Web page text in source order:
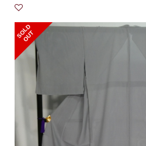
S
O
L
D
O
U
T